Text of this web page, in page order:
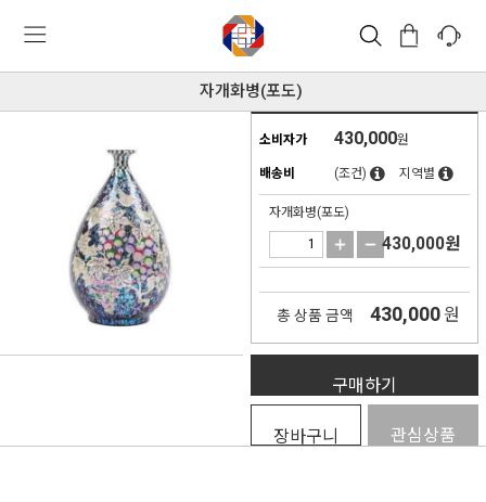
자개화병(포도)
소비자가 430,000원
배송비 (조건) 지역별
자개화병(포도)
430,000원
총 상품 금액 430,000 원
구매하기
장바구니 관심상품